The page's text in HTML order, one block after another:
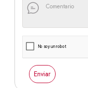
Enviar